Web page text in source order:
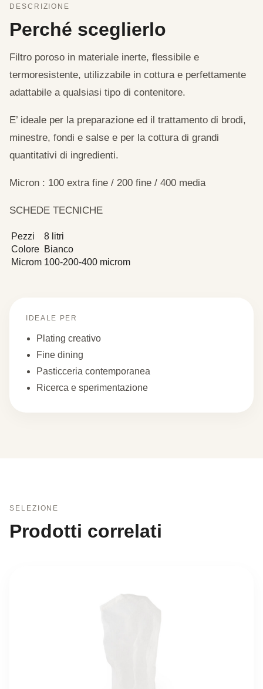
DESCRIZIONE
Perché sceglierlo
Filtro poroso in materiale inerte, flessibile e
termoresistente, utilizzabile in cottura e perfettamente
adattabile a qualsiasi tipo di contenitore.
E’ ideale per la preparazione ed il trattamento di brodi,
minestre, fondi e salse e per la cottura di grandi
quantitativi di ingredienti.
Micron : 100 extra fine / 200 fine / 400 media
SCHEDE TECNICHE
Pezzi
8 litri
Colore Bianco
Microm 100-200-400 microm
IDEALE PER
Plating creativo
Fine dining
Pasticceria contemporanea
Ricerca e sperimentazione
SELEZIONE
Prodotti correlati